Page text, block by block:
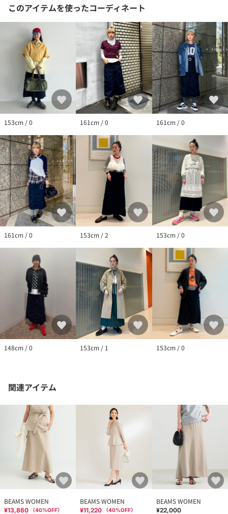
このアイテムを使ったコーディネート
153cm / 0 161cm / 0 161cm / 0
161cm / 0 153cm / 2 153cm / 0
148cm / 0 153cm / 1 153cm / 0
関連アイテム
BEAMS WOMEN
¥13,860 （40%OFF）
BEAMS WOMEN
¥11,220 （40%OFF）
BEAMS WOMEN
¥22,000